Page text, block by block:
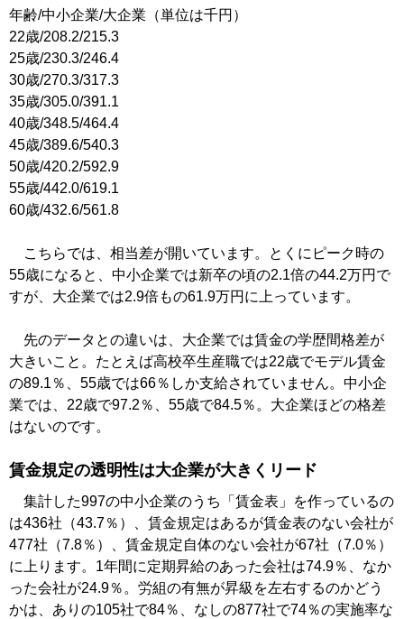
年齢/中小企業/大企業（単位は千円）
22歳/208.2/215.3
25歳/230.3/246.4
30歳/270.3/317.3
35歳/305.0/391.1
40歳/348.5/464.4
45歳/389.6/540.3
50歳/420.2/592.9
55歳/442.0/619.1
60歳/432.6/561.8
こちらでは、相当差が開いています。とくにピーク時の
55歳になると、中小企業では新卒の頃の2.1倍の44.2万円で
すが、大企業では2.9倍もの61.9万円に上っています。
先のデータとの違いは、大企業では賃金の学歴間格差が
大きいこと。たとえば高校卒生産職では22歳でモデル賃金
の89.1％、55歳では66％しか支給されていません。中小企
業では、22歳で97.2％、55歳で84.5％。大企業ほどの格差
はないのです。
賃金規定の透明性は大企業が大きくリード
集計した997の中小企業のうち「賃金表」を作っているの
は436社（43.7％）、賃金規定はあるが賃金表のない会社が
477社（7.8％）、賃金規定自体のない会社が67社（7.0％）
に上ります。1年間に定期昇給のあった会社は74.9％、なか
った会社が24.9％。労組の有無が昇級を左右するのかどう
かは、ありの105社で84％、なしの877社で74％の実施率な